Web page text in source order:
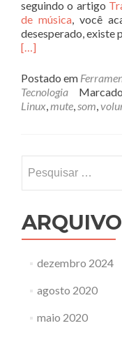
seguindo o artigo
de música, você
desesperado, existe
[…]
Postado em
Tecnologia
Marcado
Linux,mute,som,
por:
dezembro 2024
agosto 2020
maio 2020